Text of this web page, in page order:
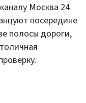
Москва 24
посередине
полосы дороги,